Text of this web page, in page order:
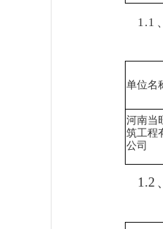
1.1 、
单位名
河南当
筑工程
公司
1.2 、